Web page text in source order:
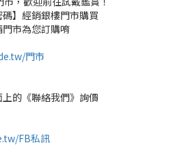
】經銷銀樓門市購買
市為您訂購唷
門市
的《聯絡我們》詢價
FB私訊